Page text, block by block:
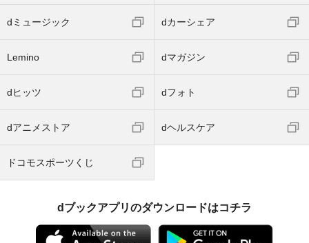
dミュージック dカーシェア
Lemino dマガジン
dヒッツ dフォト
dアニメストア dヘルスケア
ドコモスポーツくじ
dブックアプリのダウンロードはコチラ